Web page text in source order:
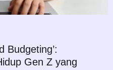
Budgeting’:
Gen Z yang